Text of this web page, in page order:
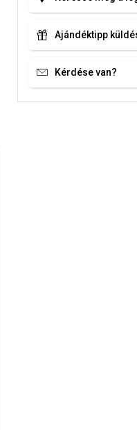
Ajándéktipp
Kérdése van?